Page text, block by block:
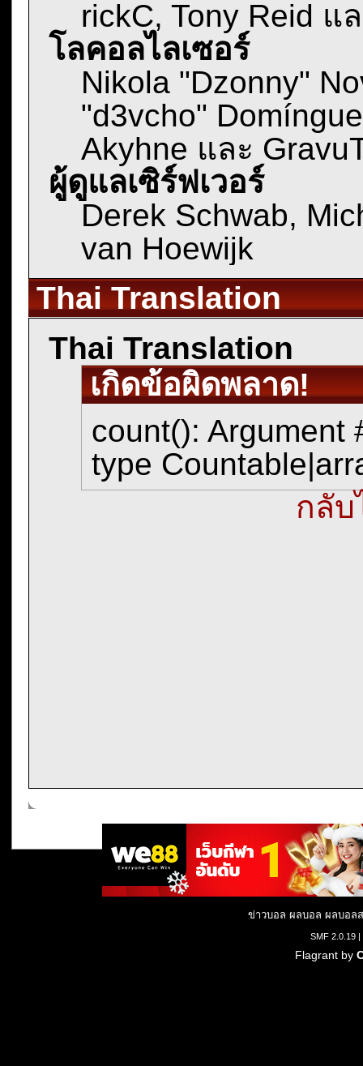
rickC, Tony Reid แ
โลคอลไลเซอร์
Nikola "Dzonny"
"d3vcho"
Akyhne และ
ผู้ดูแลเซิร์ฟเวอร์
Derek Schwab,
van Hoewijk
Thai Translation
Thai Translation
เกิดข้อผิดพลาด!
count(): Argument
type
กลั
ข่าวบอล ผลบอล ผลบอล
SMF 2.0.19 |
Flagrant by